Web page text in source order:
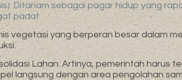
Ditanam sebagai pagar hidup yang
padat
vegetasi yang berperan besar dalam
Lahan. Artinya, pemerintah harus
langsung dengan area pengolahan